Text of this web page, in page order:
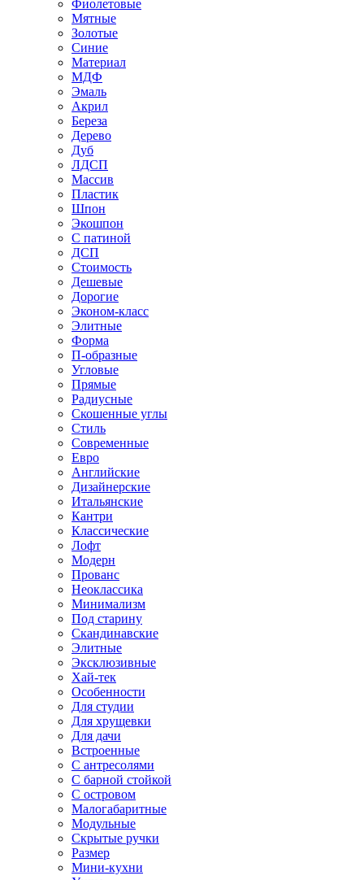
Фиолетовые
Мятные
Золотые
Синие
Материал
МДФ
Эмаль
Акрил
Береза
Дерево
Дуб
ЛДСП
Массив
Пластик
Шпон
Экошпон
С патиной
ДСП
Стоимость
Дешевые
Дорогие
Эконом-класс
Элитные
Форма
П-образные
Угловые
Прямые
Радиусные
Скошенные углы
Стиль
Современные
Евро
Английские
Дизайнерские
Итальянские
Кантри
Классические
Лофт
Модерн
Прованс
Неоклассика
Минимализм
Под старину
Скандинавские
Элитные
Эксклюзивные
Хай-тек
Особенности
Для студии
Для хрущевки
Для дачи
Встроенные
С антресолями
С барной стойкой
С островом
Малогабаритные
Модульные
Скрытые ручки
Размер
Мини-кухни